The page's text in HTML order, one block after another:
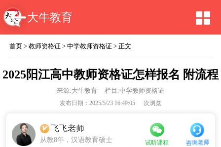
大牛教育
首页 >教师资格证 >中学教师资格证 > 正文
2025阳江高中教师资格证怎样报名 附流程
来源:大牛教育 栏目:中学教师资格证
发布日期：2025/5/23 16:49:05 次浏览
飞飞老师
从教8年，汉语教育硕士 试听课程 咨询老师